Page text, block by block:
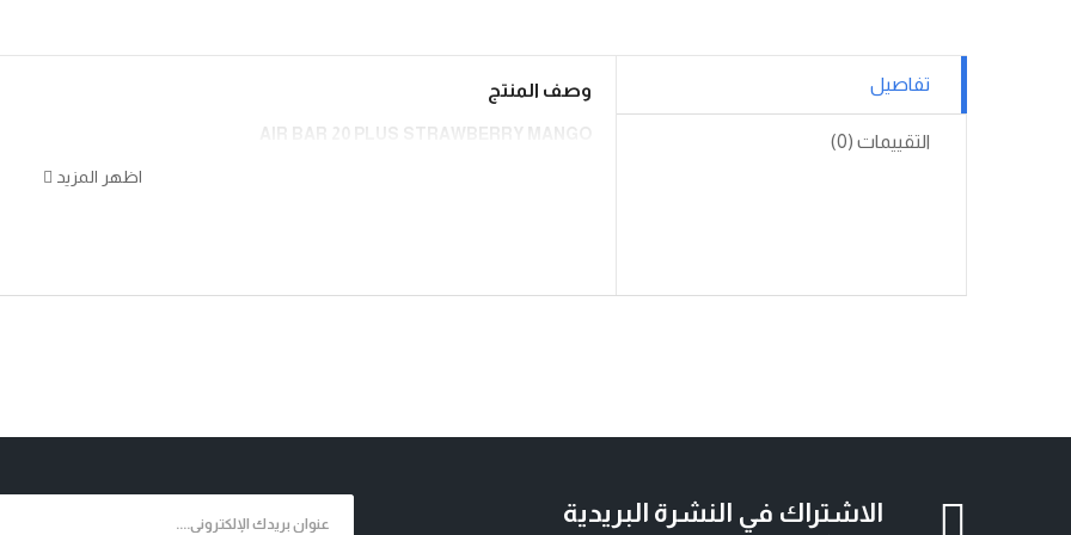
تفاصيل
التقييمات (0)
وصف المنتج
AIR BAR 20 PLUS STRAWBERRY MANGO
اظهر المزيد
الاشتراك في النشرة البريدية